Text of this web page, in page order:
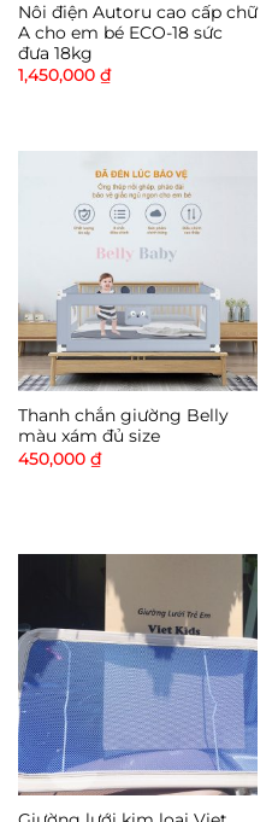
Nôi điện Autoru cao cấp chữ
A cho em bé ECO-18 sức
đưa 18kg
1,450,000 ₫
Thanh chắn giường Belly
màu xám đủ size
450,000 ₫